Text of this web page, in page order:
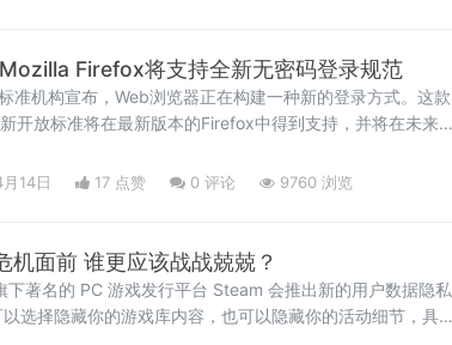
Firefox将支持全新无密码登录规范
准机构宣布，Web浏览器正在构建一种新的登录方式。这款
开放标准将在最新版本的Firefox中得到支持，并将在未来几
登录方式，如生物识别和USB令牌。
14日 17 点赞 0 评论 9760 浏览
机面前 谁更应该战战兢兢？
下著名的 PC 游戏发行平台 Steam 会推出新的用户数据隐私
选择隐藏你的游戏库内容，也可以隐藏你的活动细节，具体